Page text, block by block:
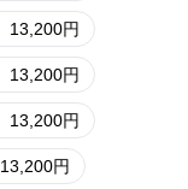
13,200円
13,200円
13,200円
13,200円